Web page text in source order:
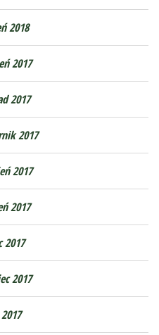
2018
2017
2017
2017
2017
2017
2017
2017